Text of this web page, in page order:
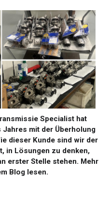
Specialist hat
mit der Überholung
dieser Kunde sind wir der
in Lösungen zu denken,
erster Stelle stehen. Mehr
Blog lesen.